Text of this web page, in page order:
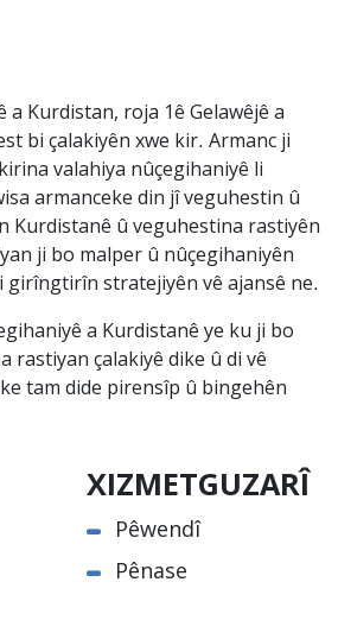
a Kurdistan, roja 1ê Gelawêjê a
bi çalakiyên xwe kir. Armanc ji
valahiya nûçegihaniyê li
armanceke din jî veguhestin û
Kurdistanê û veguhestina rastiyên
ji bo malper û nûçegihaniyên
girîngtirîn stratejiyên vê ajansê ne.
a Kurdistanê ye ku ji bo
rastiyan çalakiyê dike û di vê
tam dide pirensîp û bingehên
XIZMETGUZARÎ
Pêwendî
Pênase